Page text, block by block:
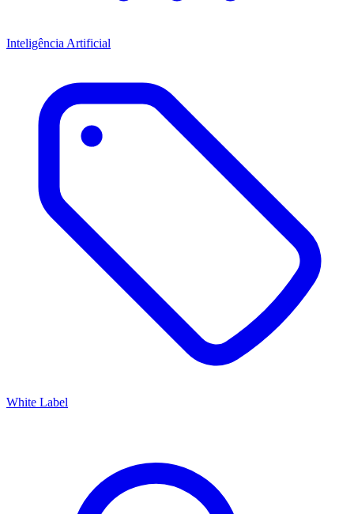
Inteligência Artificial
White Label